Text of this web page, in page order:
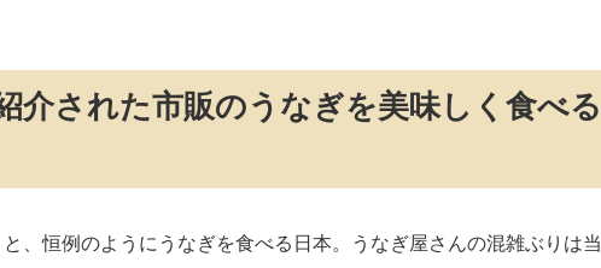
介された市販のうなぎを美味しく食べる
、恒例のようにうなぎを食べる日本。うなぎ屋さんの混雑ぶりは当